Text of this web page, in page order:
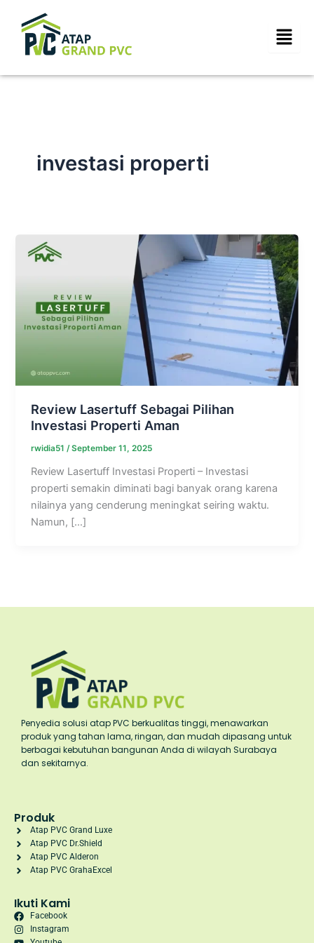
content
investasi properti
Review Lasertuff Sebagai Pilihan
Investasi Properti Aman
rwidia51/September 11, 2025
Review Lasertuff Investasi Properti – Investasi
properti semakin diminati bagi banyak orang karena
nilainya yang cenderung meningkat seiring waktu.
Namun, […]
Penyedia solusi atap PVC berkualitas tinggi, menawarkan
produk yang tahan lama, ringan, dan mudah dipasang untuk
berbagai kebutuhan bangunan Anda di wilayah Surabaya
dan sekitarnya.
Produk
Atap PVC Grand Luxe
Atap PVC Dr.Shield
Atap PVC Alderon
Atap PVC GrahaExcel
Ikuti Kami
Facebook
Instagram